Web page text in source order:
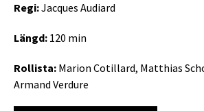
Regi:Jacques Audiard
Längd: 120 min
Rollista: Marion Cotillard, Matthias
Armand Verdure